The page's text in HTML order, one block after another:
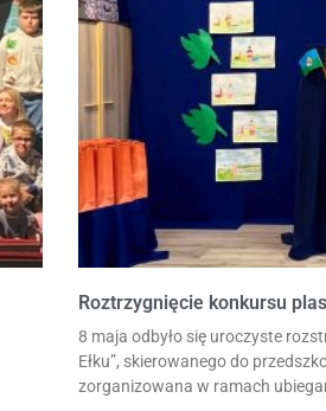
Roztrzygnięcie konkursu
8 maja odbyło się uroczyste
Ełku”, skierowanego do
zorganizowana w ramach